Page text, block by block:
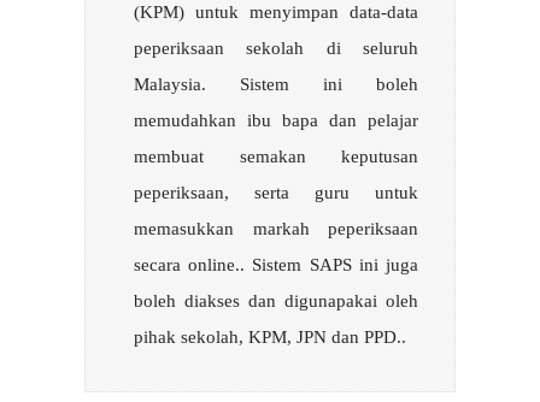
(KPM) untuk menyimpan data-data
peperiksaan sekolah di seluruh
Malaysia. Sistem ini boleh
memudahkan ibu bapa dan pelajar
membuat semakan keputusan
peperiksaan, serta guru untuk
memasukkan markah peperiksaan
secara online.. Sistem SAPS ini juga
boleh diakses dan digunapakai oleh
pihak sekolah, KPM, JPN dan PPD..